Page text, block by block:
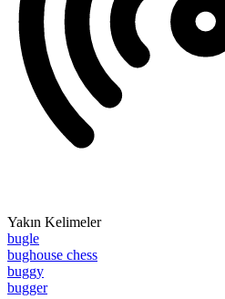
Yakın Kelimeler
bugle
bughouse chess
buggy
bugger